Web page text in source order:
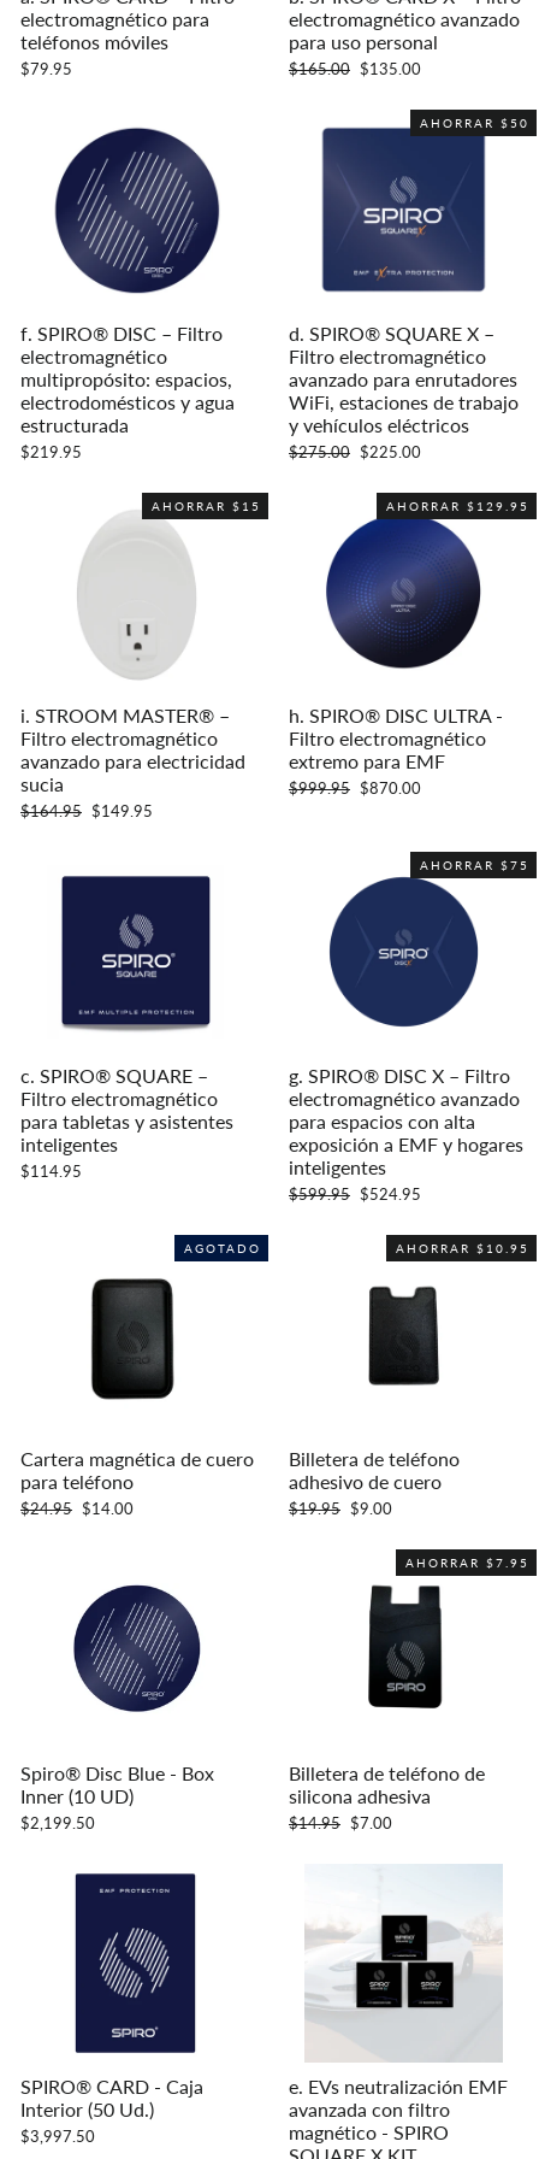
electromagnético para
teléfonos móviles
$79.95
electromagnético avanzado
para uso personal
Precio
$165.00 Precio
$135.00
f. SPIRO® DISC – Filtro
electromagnético
multipropósito: espacios,
electrodomésticos y agua
estructurada
$219.95
AHORRAR $50
d. SPIRO® SQUARE X –
Filtro electromagnético
avanzado para enrutadores
WiFi, estaciones de trabajo
y vehículos eléctricos
Precio
$275.00 Precio
$225.00
AHORRAR $15
i. STROOM MASTER® –
Filtro electromagnético
avanzado para electricidad
sucia
Precio
$164.95 Precio
$149.95
AHORRAR $129.95
h. SPIRO® DISC ULTRA -
Filtro electromagnético
extremo para EMF
Precio
$999.95 Precio
$870.00
c. SPIRO® SQUARE –
Filtro electromagnético
para tabletas y asistentes
inteligentes
$114.95
AHORRAR $75
g. SPIRO® DISC X – Filtro
electromagnético avanzado
para espacios con alta
exposición a EMF y hogares
inteligentes
Precio
$599.95 Precio
$524.95
AGOTADO
Cartera magnética de cuero
para teléfono
Precio
$24.95 Precio
$14.00
AHORRAR $10.95
Billetera de teléfono
adhesivo de cuero
Precio
$19.95 Precio
$9.00
Spiro® Disc Blue - Box
Inner (10 UD)
$2,199.50
AHORRAR $7.95
Billetera de teléfono de
silicona adhesiva
Precio
$14.95 Precio
$7.00
SPIRO® CARD - Caja
Interior (50 Ud.)
$3,997.50
e. EVs neutralización EMF
avanzada con filtro
magnético - SPIRO